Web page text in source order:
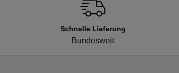
Schnelle Lieferung
Bundesweit